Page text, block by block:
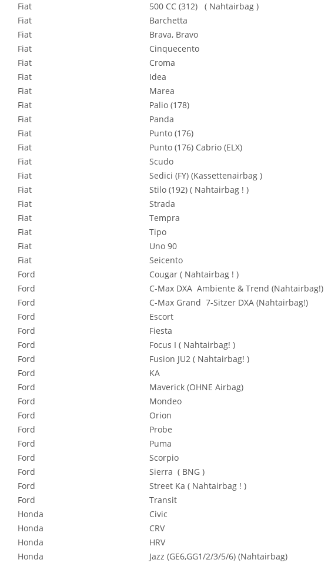
Fiat
500 CC (312) ( Nahtairbag )
Fiat
Barchetta
Fiat
Brava, Bravo
Fiat
Cinquecento
Fiat
Croma
Fiat
Idea
Fiat
Marea
Fiat
Palio (178)
Fiat
Panda
Fiat
Punto (176)
Fiat
Punto (176) Cabrio (ELX)
Fiat
Scudo
Fiat
Sedici (FY) (Kassettenairbag )
Fiat
Stilo (192) ( Nahtairbag ! )
Fiat
Strada
Fiat
Tempra
Fiat
Tipo
Fiat
Uno 90
Fiat
Seicento
Ford
Cougar ( Nahtairbag ! )
Ford
C-Max DXA Ambiente & Trend (Nahtairbag!)
Ford
C-Max Grand 7-Sitzer DXA (Nahtairbag!)
Ford
Escort
Ford
Fiesta
Ford
Focus I ( Nahtairbag! )
Ford
Fusion JU2 ( Nahtairbag! )
Ford
KA
Ford
Maverick (OHNE Airbag)
Ford
Mondeo
Ford
Orion
Ford
Probe
Ford
Puma
Ford
Scorpio
Ford
Sierra ( BNG )
Ford
Street Ka ( Nahtairbag ! )
Ford
Transit
Honda
Civic
Honda
CRV
Honda
HRV
Honda
Jazz (GE6,GG1/2/3/5/6) (Nahtairbag)